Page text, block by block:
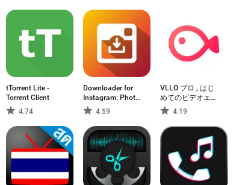
tTorrent Lite -
Torrent Client
4.74
Downloader for
Instagram: Photo
& Video Saver
4.59
VLLO ブロ , はじ
めてのビデオエデ
ィター
4.19